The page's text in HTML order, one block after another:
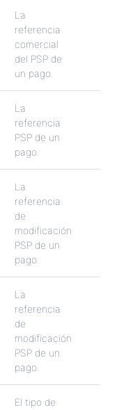
La
referencia
comercial
del PSP de
un pago.
La
referencia
PSP de un
pago.
La
referencia
de
modificación
PSP de un
pago.
La
referencia
de
modificación
PSP de un
pago.
El tipo de